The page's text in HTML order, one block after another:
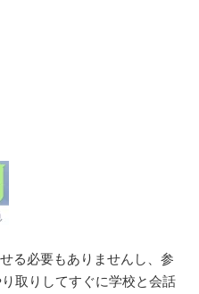
る必要もありませんし、参
取りしてすぐに学校と会話